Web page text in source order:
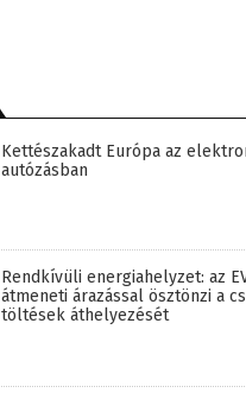
Kettészakadt Európa az
autózásban
Rendkívüli energiahelyzet: az
átmeneti árazással ösztönzi a
töltések áthelyezését